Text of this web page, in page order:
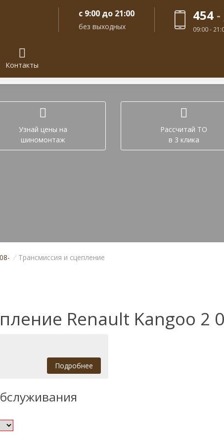
454 -
09:00 -
с 9:00 до 21:00
без выходных
Контакты
Узнай цены на
шиномонтаж
Рассчитай ТО
в 3 клика
/ Трансмиссия и сцепление
Renault Kangoo 2
Подробнее